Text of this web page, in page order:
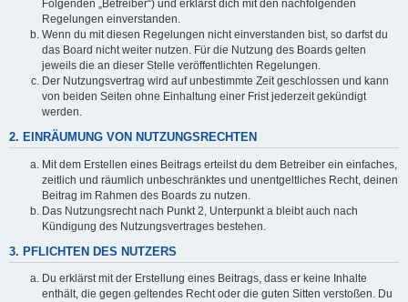
Folgenden „Betreiber“) und erklärst dich mit den nachfolgenden
Regelungen einverstanden.
Wenn du mit diesen Regelungen nicht einverstanden bist, so darfst du
das Board nicht weiter nutzen. Für die Nutzung des Boards gelten
jeweils die an dieser Stelle veröffentlichten Regelungen.
Der Nutzungsvertrag wird auf unbestimmte Zeit geschlossen und kann
von beiden Seiten ohne Einhaltung einer Frist jederzeit gekündigt
werden.
2. EINRÄUMUNG VON NUTZUNGSRECHTEN
Mit dem Erstellen eines Beitrags erteilst du dem Betreiber ein einfaches,
zeitlich und räumlich unbeschränktes und unentgeltliches Recht, deinen
Beitrag im Rahmen des Boards zu nutzen.
Das Nutzungsrecht nach Punkt 2, Unterpunkt a bleibt auch nach
Kündigung des Nutzungsvertrages bestehen.
3. PFLICHTEN DES NUTZERS
Du erklärst mit der Erstellung eines Beitrags, dass er keine Inhalte
enthält, die gegen geltendes Recht oder die guten Sitten verstoßen. Du